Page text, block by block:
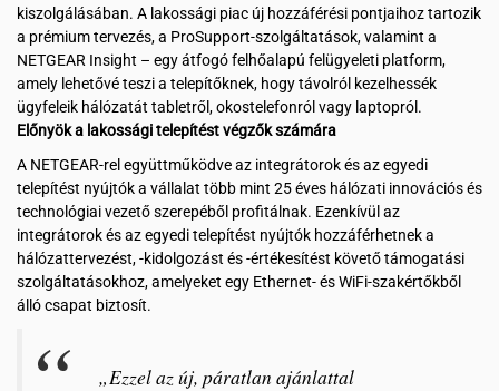
kiszolgálásában. A lakossági piac új hozzáférési pontjaihoz tartozik
a prémium tervezés, a ProSupport-szolgáltatások, valamint a
NETGEAR Insight – egy átfogó felhőalapú felügyeleti platform,
amely lehetővé teszi a telepítőknek, hogy távolról kezelhessék
ügyfeleik hálózatát tabletről, okostelefonról vagy laptopról.
Előnyök a lakossági telepítést végzők számára
A NETGEAR-rel együttműködve az integrátorok és az egyedi
telepítést nyújtók a vállalat több mint 25 éves hálózati innovációs és
technológiai vezető szerepéből profitálnak. Ezenkívül az
integrátorok és az egyedi telepítést nyújtók hozzáférhetnek a
hálózattervezést, -kidolgozást és -értékesítést követő támogatási
szolgáltatásokhoz, amelyeket egy Ethernet- és WiFi-szakértőkből
álló csapat biztosít.
„Ezzel az új, páratlan ajánlattal